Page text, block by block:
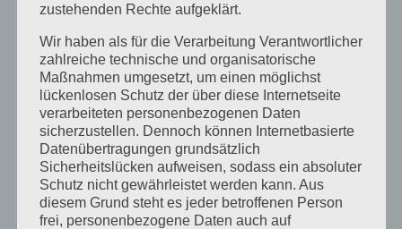
August 2012
Juli 2012
Juni 2012
April 2012
Februar 2012
November 2011
Oktober 2011
September 2011
zustehenden Rechte aufgeklärt.
Wir haben als für die Verarbeitung Verantwortlicher
zahlreiche technische und organisatorische
Maßnahmen umgesetzt, um einen möglichst
lückenlosen Schutz der über diese Internetseite
verarbeiteten personenbezogenen Daten
sicherzustellen. Dennoch können Internetbasierte
Datenübertragungen grundsätzlich
Sicherheitslücken aufweisen, sodass ein absoluter
Schutz nicht gewährleistet werden kann. Aus
diesem Grund steht es jeder betroffenen Person
frei, personenbezogene Daten auch auf